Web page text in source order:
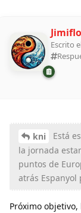
Escrito
kni
Está
la jornada
puntos de
atrás
Próximo